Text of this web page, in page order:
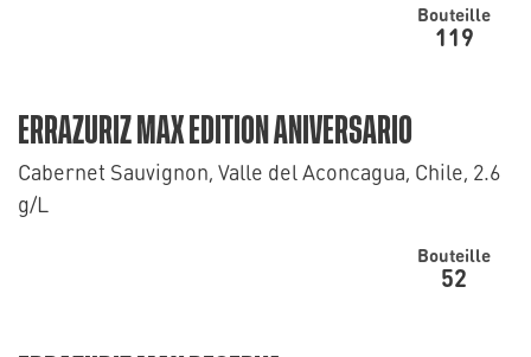
Bouteille
119
ERRAZURIZ MAX EDITION ANIVERSARIO
Cabernet Sauvignon, Valle del Aconcagua, Chile, 2.6
g/L
Bouteille
52